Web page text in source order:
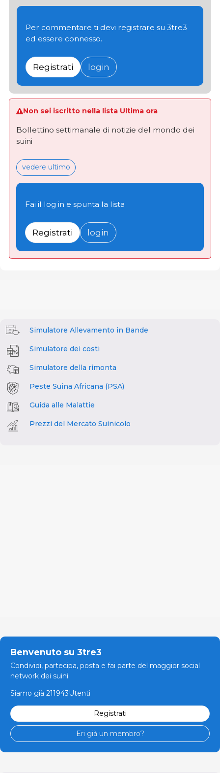
Per commentare ti devi registrare su 3tre3
ed essere connesso.
Registrati login
Non sei iscritto nella lista Ultima ora
Bollettino settimanale di notizie del mondo dei
suini
vedere ultimo
Fai il log in e spunta la lista
Registrati login
Simulatore Allevamento in Bande
Simulatore dei costi
Simulatore della rimonta
Peste Suina Africana (PSA)
Guida alle Malattie
Prezzi del Mercato Suinicolo
Benvenuto su 3tre3
Condividi, partecipa, posta e fai parte del maggior social
network dei suini
Siamo già 211943Utenti
Registrati
Eri già un membro?